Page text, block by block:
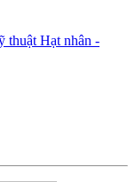
thuật Hạt nhân -